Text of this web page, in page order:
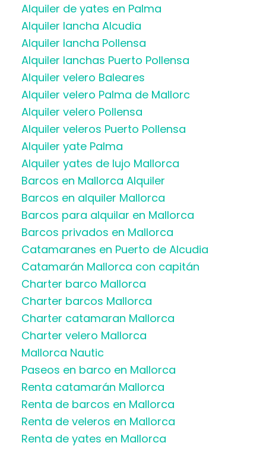
Alquiler de yates en Palma
Alquiler lancha Alcudia
Alquiler lancha Pollensa
Alquiler lanchas Puerto Pollensa
Alquiler velero Baleares
Alquiler velero Palma de Mallorc
Alquiler velero Pollensa
Alquiler veleros Puerto Pollensa
Alquiler yate Palma
Alquiler yates de lujo Mallorca
Barcos en Mallorca Alquiler
Barcos en alquiler Mallorca
Barcos para alquilar en Mallorca
Barcos privados en Mallorca
Catamaranes en Puerto de Alcudia
Catamarán Mallorca con capitán
Charter barco Mallorca
Charter barcos Mallorca
Charter catamaran Mallorca
Charter velero Mallorca
Mallorca Nautic
Paseos en barco en Mallorca
Renta catamarán Mallorca
Renta de barcos en Mallorca
Renta de veleros en Mallorca
Renta de yates en Mallorca